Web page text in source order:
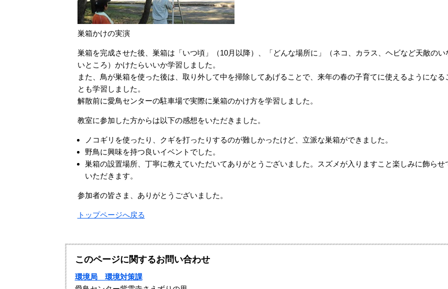
巣箱かけの実演
巣箱を完成させた後、巣箱は「いつ頃」（10月以降）、「どんな場所に」（ネコ、カラス、ヘビなど天敵のい
いところ）かけたらいいか学習しました。
また、鳥が巣箱を使った後は、取り外して中を掃除してあげることで、来年の春の子育てに使えるようになる
とも学習しました。
解散前に愛鳥センターの駐車場で実際に巣箱のかけ方を学習しました。
教室に参加した方からは以下の感想をいただきました。
ノコギリを使ったり、クギを打ったりするのが難しかったけど、立派な巣箱ができました。
野鳥に興味を持つ良いイベントでした。
巣箱の設置場所、丁寧に教えていただいてありがとうございました。スズメが入りますこと楽しみに飾らせ
いただきます。
参加者の皆さま、ありがとうございました。
トップページへ戻る
このページに関するお問い合わせ
環境局 環境対策課